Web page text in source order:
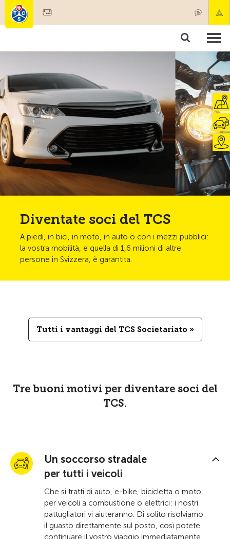
Societariato & prestazioni
Diventate soci del TCS
A piedi, in bici, in moto, in auto o con i mezzi pubblici:
la vostra mobilità, e quella di 1,6 milioni di altre
persone in Svizzera, è garantita.
Tutti i vantaggi del TCS Societariato »
Tre buoni motivi per diventare soci del
TCS.
Un soccorso stradale
per tutti i veicoli
Che si tratti di auto, e-bike, bicicletta o moto,
per veicoli a combustione o elettrici: i nostri
pattugliatori vi aiuteranno. Di solito risolviamo
il guasto direttamente sul posto, così potete
continuare il vostro viaggio immediatamente.